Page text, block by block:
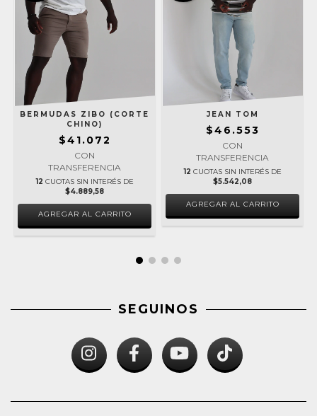
BERMUDAS ZIBO (CORTE
CHINO)
$41.072
CON
TRANSFERENCIA
12 CUOTAS SIN INTERÉS DE
$4.889,58
AGREGAR AL CARRITO
JEAN TOM
$46.553
CON
TRANSFERENCIA
12 CUOTAS SIN INTERÉS DE
$5.542,08
AGREGAR AL CARRITO
SEGUINOS